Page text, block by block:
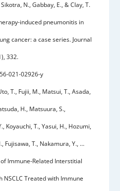
N., Gabbay, E., & Clay, T.
induced pneumonitis in
cancer: a case series. Journal
332.
021-02926-y
T., Fujii, M., Matsui, T., Asada,
H., Matsuura, S.,
Koyauchi, T., Yasui, H., Hozumi,
Fujisawa, T., Nakamura, Y., …
Immune-Related Interstitial
NSCLC Treated with Immune